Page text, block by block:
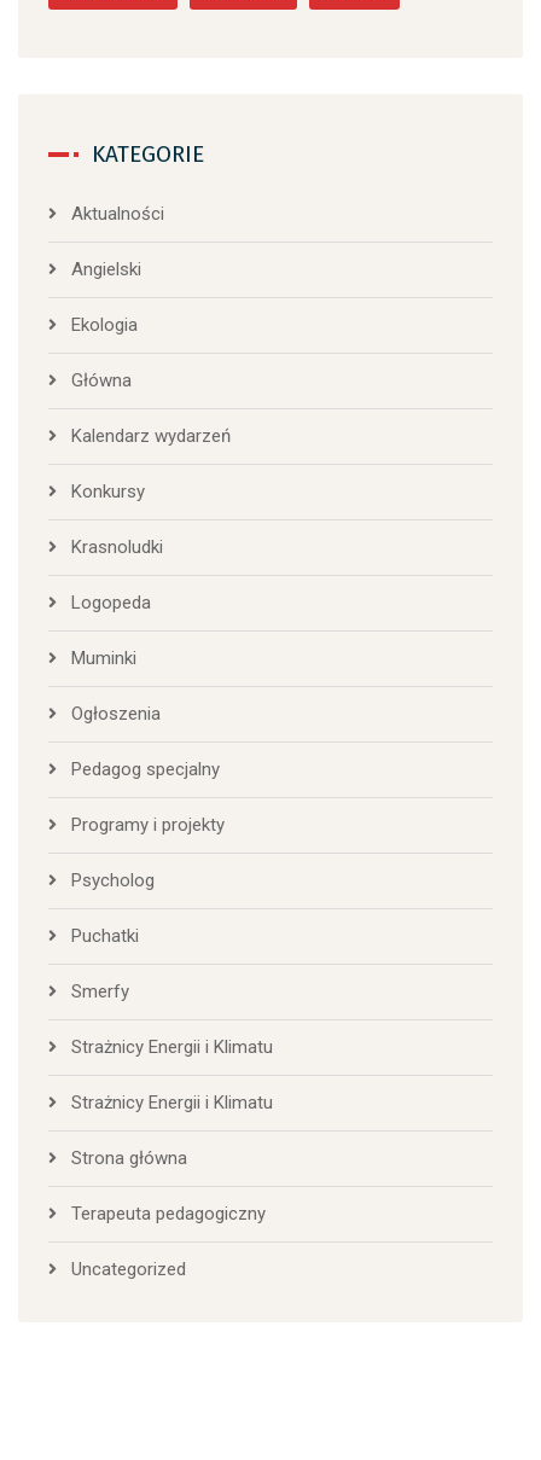
KATEGORIE
Aktualności
Angielski
Ekologia
Główna
Kalendarz wydarzeń
Konkursy
Krasnoludki
Logopeda
Muminki
Ogłoszenia
Pedagog specjalny
Programy i projekty
Psycholog
Puchatki
Smerfy
Strażnicy Energii i Klimatu
Strażnicy Energii i Klimatu
Strona główna
Terapeuta pedagogiczny
Uncategorized